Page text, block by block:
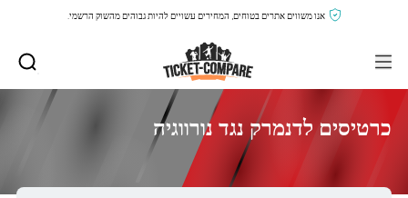
אנו משווים אתרים בטוחים, המחירים עשויים להיות גבוהים מהשוק הרשמי.
כרטיסים לדנמרק נגד נורווגיה